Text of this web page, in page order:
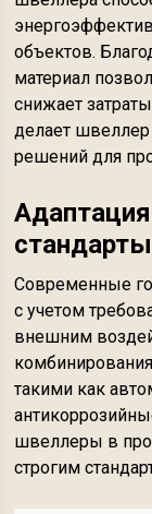
объектов.
материал
снижает
делает
решений для
стандарты
Современные
с учетом
внешним
такими как
швеллеры в
строгим